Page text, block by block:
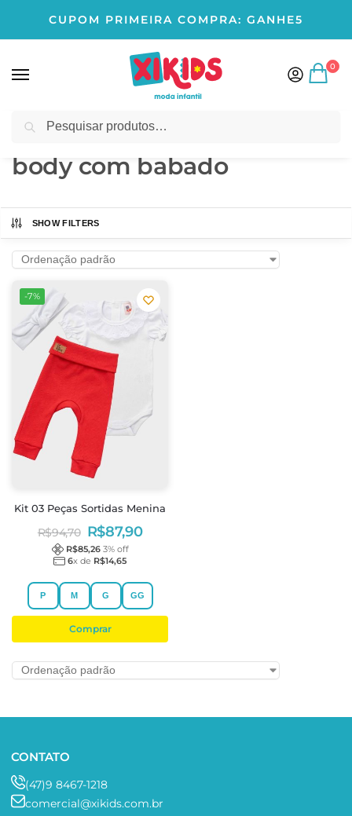
CUPOM PRIMEIRA COMPRA: GANHE5
0
Início Produtos marcados com a tag “body com babado”
body com babado
SHOW FILTERS
-7%
Kit 03 Peças Sortidas Menina
R$94,70 R$87,90
R$85,26 3% off
6x de R$14,65
P M G GG
Comprar
CONTATO
(47)9 8467-1218
comercial@xikids.com.br